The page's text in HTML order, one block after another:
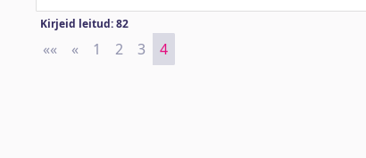
Kirjeid leitud: 82
«« First
« Previous
1 2 3 4